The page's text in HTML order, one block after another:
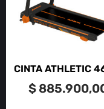
CINTA ATHLETIC
$